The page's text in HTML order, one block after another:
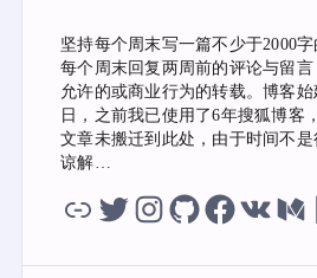
坚持每个周末写一篇不少于2000
每个周末回复两周前的评论与留
允许的或商业行为的转载。博客始
日，之前我已使用了6年搜狐博客
文章未搬迁到此处，由于时间不
谅解…
虫洞 twitterinstagram
githubfacebook
vk